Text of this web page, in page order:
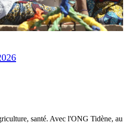
santé. Avec l'ONG Tidène, au